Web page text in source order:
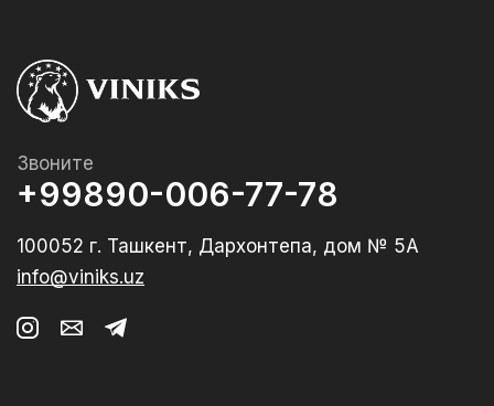
Звоните
+99890-006-77-78
100052 г. Ташкент, Дархонтепа, дом № 5А
info@viniks.uz